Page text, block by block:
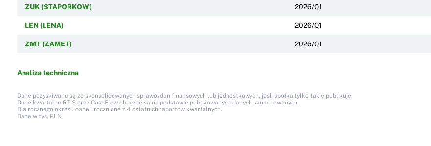
ZUK (STAPORKOW) 2026/Q1
LEN (LENA) 2026/Q1
ZMT (ZAMET) 2026/Q1
Analiza techniczna
Dane pozyskiwane są ze skonsolidowanych sprawozdań finansowych lub jednostkowych, jeśli spółka tylko takie publikuje.
Dane kwartalne RZiS oraz CashFlow obliczne są na podstawie publikowanych danych skumulowanych.
Dla rocznego okresu dane urocznione z 4 ostatnich raportów kwartalnych.
Dane w tys. PLN